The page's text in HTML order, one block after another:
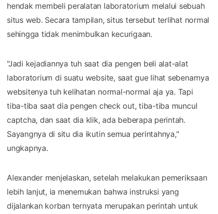
hendak membeli peralatan laboratorium melalui sebuah
situs web. Secara tampilan, situs tersebut terlihat normal
sehingga tidak menimbulkan kecurigaan.
"Jadi kejadiannya tuh saat dia pengen beli alat-alat
laboratorium di suatu website, saat gue lihat sebenarnya
websitenya tuh kelihatan normal-normal aja ya. Tapi
tiba-tiba saat dia pengen check out, tiba-tiba muncul
captcha, dan saat dia klik, ada beberapa perintah.
Sayangnya di situ dia ikutin semua perintahnya,"
ungkapnya.
Alexander menjelaskan, setelah melakukan pemeriksaan
lebih lanjut, ia menemukan bahwa instruksi yang
dijalankan korban ternyata merupakan perintah untuk